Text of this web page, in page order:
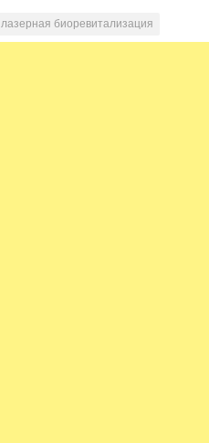
лазерная биоревитализация